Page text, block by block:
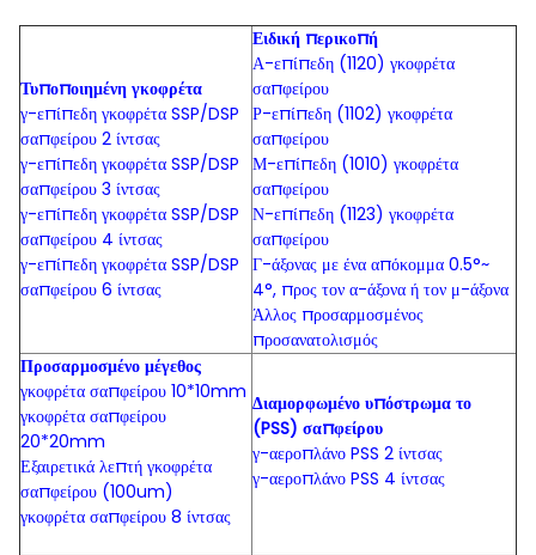
Τυποποιημένη γκοφρέτα
γ-επίπεδη γκοφρέτα SSP/DSP
σαπφείρου 2 ίντσας
γ-επίπεδη γκοφρέτα SSP/DSP
σαπφείρου 3 ίντσας
γ-επίπεδη γκοφρέτα SSP/DSP
σαπφείρου 4 ίντσας
γ-επίπεδη γκοφρέτα SSP/DSP
σαπφείρου 6 ίντσας
Ειδική περικοπή
Α-επίπεδη (1120) γκοφρέτα
σαπφείρου
Ρ-επίπεδη (1102) γκοφρέτα
σαπφείρου
Μ-επίπεδη (1010) γκοφρέτα
σαπφείρου
Ν-επίπεδη (1123) γκοφρέτα
σαπφείρου
Γ-άξονας με ένα απόκομμα 0.5°~
4°, προς τον α-άξονα ή τον μ-άξονα
Άλλος προσαρμοσμένος
προσανατολισμός
Προσαρμοσμένο μέγεθος
γκοφρέτα σαπφείρου 10*10mm
γκοφρέτα σαπφείρου
20*20mm
Εξαιρετικά λεπτή γκοφρέτα
σαπφείρου (100um)
γκοφρέτα σαπφείρου 8 ίντσας
Διαμορφωμένο υπόστρωμα το
(PSS) σαπφείρου
γ-αεροπλάνο PSS 2 ίντσας
γ-αεροπλάνο PSS 4 ίντσας